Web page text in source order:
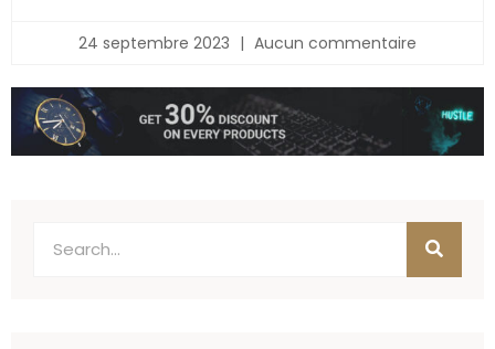
24 septembre 2023 Aucun commentaire